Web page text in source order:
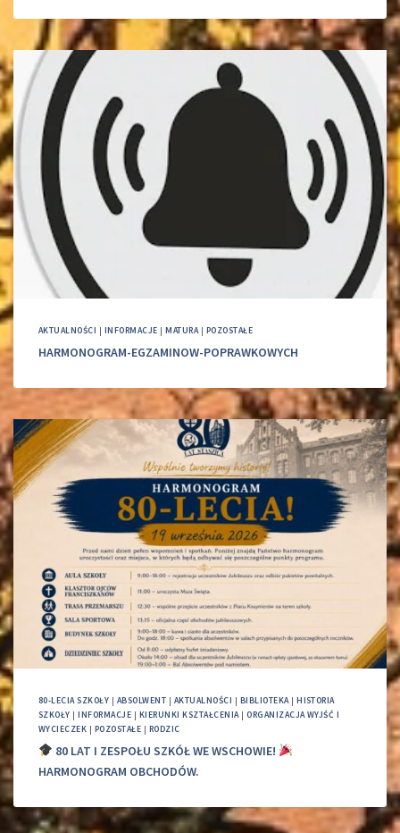
AKTUALNOŚCI | INFORMACJE |MATURA| POZOSTAŁE
HARMONOGRAM-EGZAMINOW-POPRAWKOWYCH
80-LECIA SZKOŁY | ABSOLWENT | AKTUALNOŚCI | BIBLIOTEKA|HISTORIA
SZKOŁY |INFORMACJE | KIERUNKI KSZTAŁCENIA|ORGANIZACJA WYJŚĆ I
WYCIECZEK | POZOSTAŁE | RODZIC
80 LAT I ZESPOŁU SZKÓŁ WE WSCHOWIE!
HARMONOGRAM OBCHODÓW.